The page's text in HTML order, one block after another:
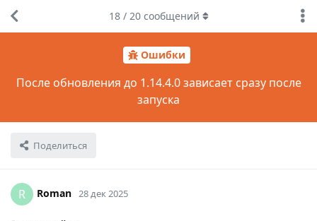
Ошибки
После обновления до 1.14.4.0 зависает сразу после
запуска
Поделиться
18/ 20сообщений
R Roman 28 дек 2025